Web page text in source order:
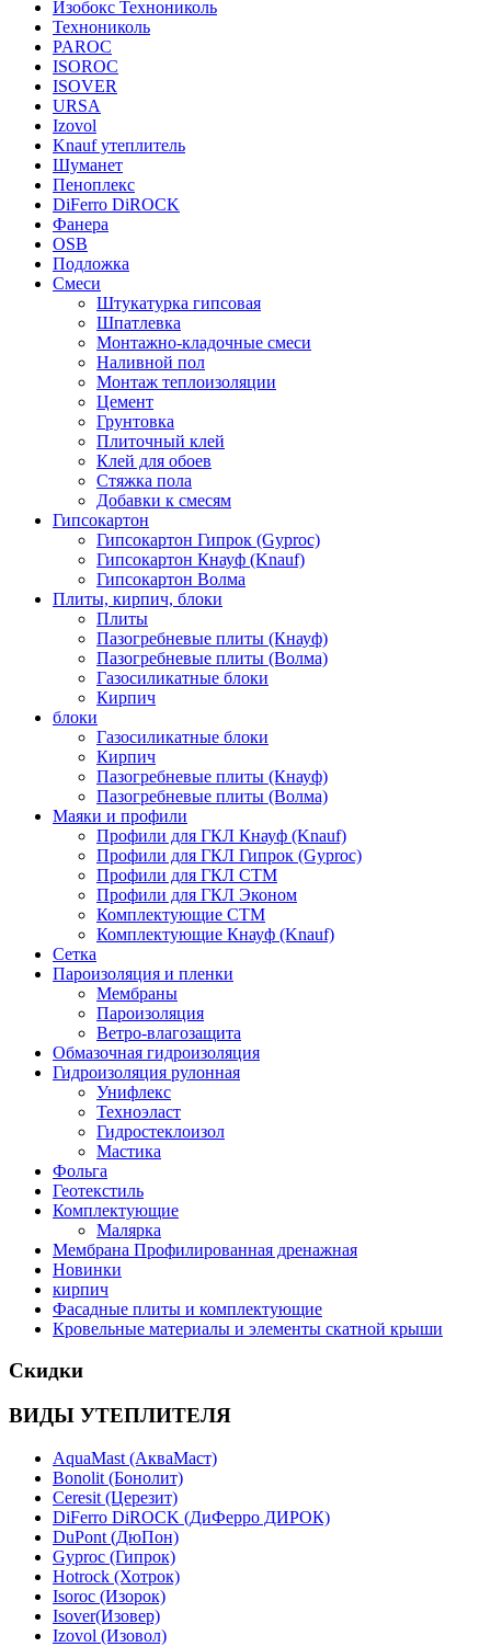
Изобокс Технониколь
Технониколь
PAROC
ISOROC
ISOVER
URSA
Izovol
Knauf утеплитель
Шуманет
Пеноплекс
DiFerro DiROCK
Фанера
OSB
Подложка
Смеси
Штукатурка гипсовая
Шпатлевка
Монтажно-кладочные смеси
Наливной пол
Монтаж теплоизоляции
Цемент
Грунтовка
Плиточный клей
Клей для обоев
Стяжка пола
Добавки к смесям
Гипсокартон
Гипсокартон Гипрок (Gyproc)
Гипсокартон Кнауф (Knauf)
Гипсокартон Волма
Плиты, кирпич, блоки
Плиты
Пазогребневые плиты (Кнауф)
Пазогребневые плиты (Волма)
Газосиликатные блоки
Кирпич
блоки
Газосиликатные блоки
Кирпич
Пазогребневые плиты (Кнауф)
Пазогребневые плиты (Волма)
Маяки и профили
Профили для ГКЛ Кнауф (Knauf)
Профили для ГКЛ Гипрок (Gyproc)
Профили для ГКЛ СТМ
Профили для ГКЛ Эконом
Комплектующие СТМ
Комплектующие Кнауф (Knauf)
Сетка
Пароизоляция и пленки
Мембраны
Пароизоляция
Ветро-влагозащита
Обмазочная гидроизоляция
Гидроизоляция рулонная
Унифлекс
Техноэласт
Гидростеклоизол
Мастика
Фольга
Геотекстиль
Комплектующие
Малярка
Мембрана Профилированная дренажная
Новинки
кирпич
Фасадные плиты и комплектующие
Кровельные материалы и элементы скатной крыши
Скидки
ВИДЫ УТЕПЛИТЕЛЯ
AquaMast (АкваМаст)
Bonolit (Бонолит)
Ceresit (Церезит)
DiFerro DiROCK (ДиФерро ДИРОК)
DuPont (ДюПон)
Gyproc (Гипрок)
Hotrock (Хотрок)
Isoroc (Изорок)
Isover(Изовер)
Izovol (Изовол)